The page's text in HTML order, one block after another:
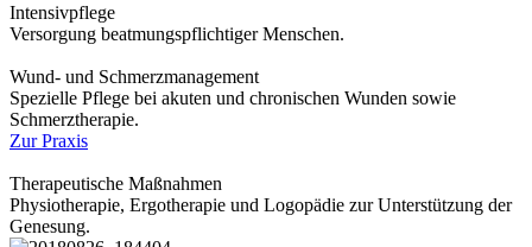
Intensivpflege
Versorgung beatmungspflichtiger Menschen.
Wund- und Schmerzmanagement
Spezielle Pflege bei akuten und chronischen Wunden sowie
Schmerztherapie.
Zur Praxis
Therapeutische Maßnahmen
Physiotherapie, Ergotherapie und Logopädie zur Unterstützung der
Genesung.